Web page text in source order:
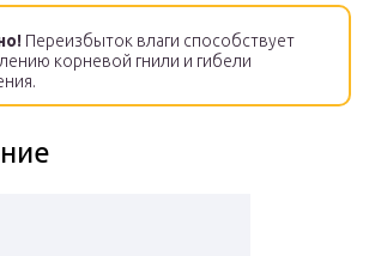
Переизбыток влаги способствует
корневой гнили и гибели